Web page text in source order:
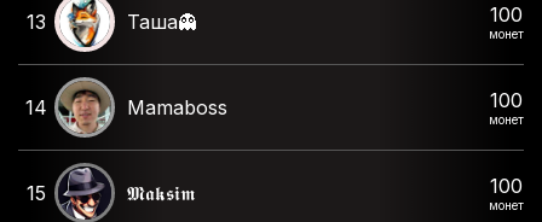
13 Таша👻 100
монет
14 Mamaboss 100
монет
15 𝕸𝖆𝖐𝖘𝖎𝖒 100
монет